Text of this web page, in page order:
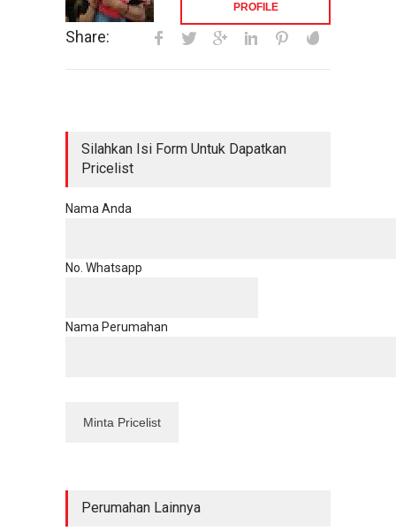
PROFILE
Share:
Silahkan Isi Form Untuk Dapatkan
Pricelist
Nama Anda
No. Whatsapp
Nama Perumahan
Perumahan Lainnya